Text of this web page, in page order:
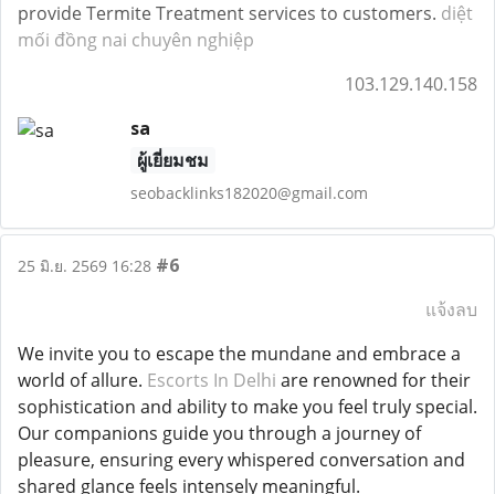
provide Termite Treatment services to customers. diệt
mối đồng nai chuyên nghiệp
103.129.140.158
sa
ผู้เยี่ยมชม
seobacklinks182020@gmail.com
25 มิ.ย. 2569 16:28 #6
แจ้งลบ
We invite you to escape the mundane and embrace a
world of allure. Escorts In Delhi are renowned for their
sophistication and ability to make you feel truly special.
Our companions guide you through a journey of
pleasure, ensuring every whispered conversation and
shared glance feels intensely meaningful.